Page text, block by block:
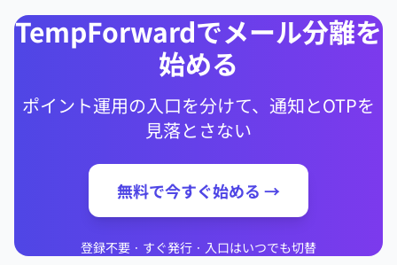
TempForwardでメール分離を
始める
ポイント運用の入口を分けて、通知とOTPを
見落とさない
無料で今すぐ始める →
登録不要 · すぐ発行 · 入口はいつでも切替